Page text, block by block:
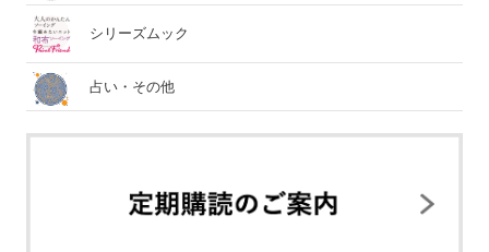
シリーズムック
占い・その他